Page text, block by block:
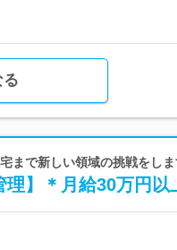
る
まで新しい領域の挑戦をしま
】＊月給30万円以